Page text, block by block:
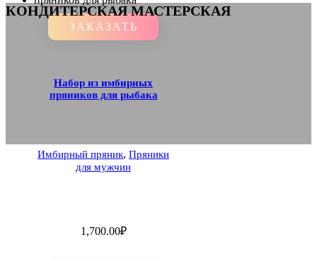
КОНДИТЕРСКАЯ МАСТЕРСКАЯ
ЗАКАЗАТЬ
Набор из имбирных
пряников для рыбака
Имбирный пряник, Пряники
для мужчин
1,700.00₽